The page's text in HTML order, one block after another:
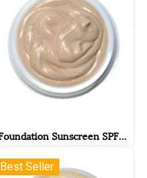
Foundation Sunscreen SPF50 PA+++ ครีมกันแดดใยไหมรองพื้น#02
Best Seller